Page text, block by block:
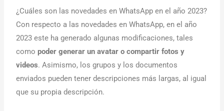
¿Cuáles son las novedades en WhatsApp en el año 2023?
Con respecto a las novedades en WhatsApp, en el año
2023 este ha generado algunas modificaciones, tales
comopoder generar un avatar o compartir fotos y
videos. Asimismo, los grupos y los documentos
enviados pueden tener descripciones más largas, al igual
que su propia descripción.